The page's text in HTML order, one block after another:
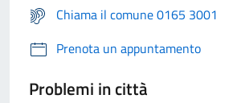
Chiama il comune 0165 3001
Prenota un appuntamento
Problemi in città